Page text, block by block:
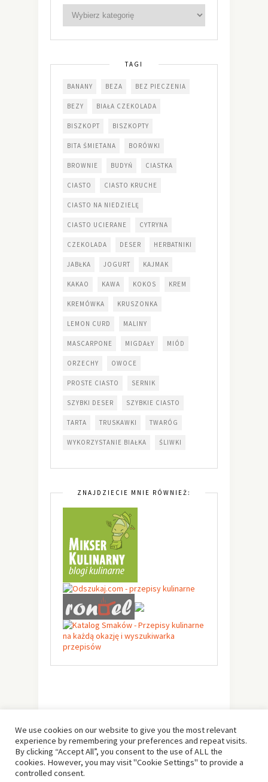
TAGI
BANANY BEZA BEZ PIECZENIA
BEZY BIAŁA CZEKOLADA
BISZKOPT BISZKOPTY
BITA ŚMIETANA BORÓWKI
BROWNIE BUDYŃ CIASTKA
CIASTO CIASTO KRUCHE
CIASTO NA NIEDZIELĘ
CIASTO UCIERANE CYTRYNA
CZEKOLADA DESER HERBATNIKI
JABŁKA JOGURT KAJMAK
KAKAO KAWA KOKOS KREM
KREMÓWKA KRUSZONKA
LEMON CURD MALINY
MASCARPONE MIGDAŁY MIÓD
ORZECHY OWOCE
PROSTE CIASTO SERNIK
SZYBKI DESER SZYBKIE CIASTO
TARTA TRUSKAWKI TWARÓG
WYKORZYSTANIE BIAŁKA ŚLIWKI
ZNAJDZIECIE MNIE RÓWNIEŻ:
We use cookies on our website to give you the most relevant
experience by remembering your preferences and repeat visits.
By clicking “Accept All”, you consent to the use of ALL the
cookies. However, you may visit "Cookie Settings" to provide a
controlled consent.